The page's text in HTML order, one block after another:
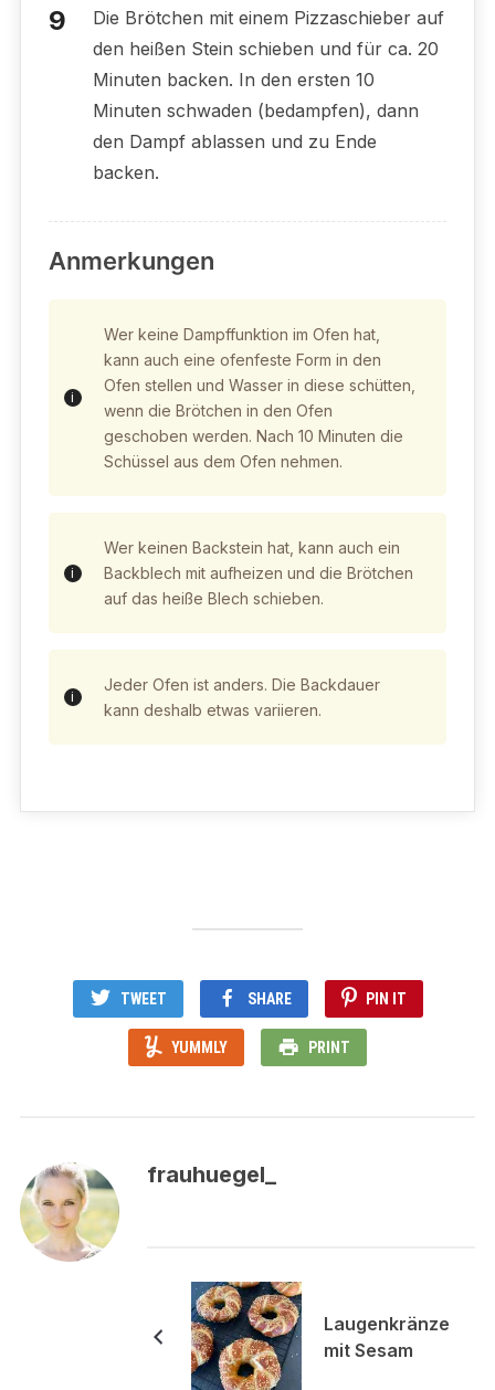
Die Brötchen mit einem Pizzaschieber auf
den heißen Stein schieben und für ca. 20
Minuten backen. In den ersten 10
Minuten schwaden (bedampfen), dann
den Dampf ablassen und zu Ende
backen.
Anmerkungen
Wer keine Dampffunktion im Ofen hat,
kann auch eine ofenfeste Form in den
Ofen stellen und Wasser in diese schütten,
wenn die Brötchen in den Ofen
geschoben werden. Nach 10 Minuten die
Schüssel aus dem Ofen nehmen.
Wer keinen Backstein hat, kann auch ein
Backblech mit aufheizen und die Brötchen
auf das heiße Blech schieben.
Jeder Ofen ist anders. Die Backdauer
kann deshalb etwas variieren.
TWEET SHARE PIN IT
YUMMLY PRINT
frauhuegel_
Laugenkränze
mit Sesam